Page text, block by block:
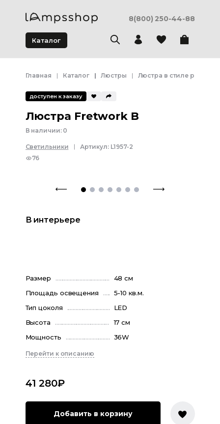
8(800) 250-44-88
Каталог
Главная Каталог Люстры Люстра в стиле ретро
доступен к заказу
Люстра Fretwork B
В наличии: 0
Светильники Артикул: L1957-2
76
В интерьере
Размер
48 см
Площадь освещения
5-10 кв.м.
Тип цоколя
LED
Высота
17 см
Мощность
36W
Перейти к описанию
41 280₽
Добавить в корзину